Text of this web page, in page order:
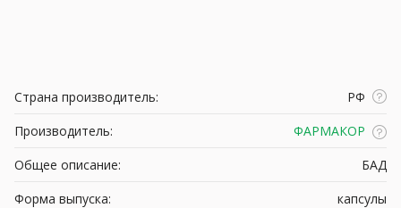
Страна производитель:
РФ
Производитель:
ФАРМАКОР
Общее описание:
БАД
Форма выпуска:
капсулы